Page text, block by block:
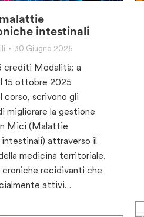
intestinali
30 Giugno 2025
crediti Modalità: a
15 ottobre 2025
corso, scrivono gli
migliorare la gestione
Mici (Malattie
attraverso il
medicina territoriale.
recidivanti che
attivi…